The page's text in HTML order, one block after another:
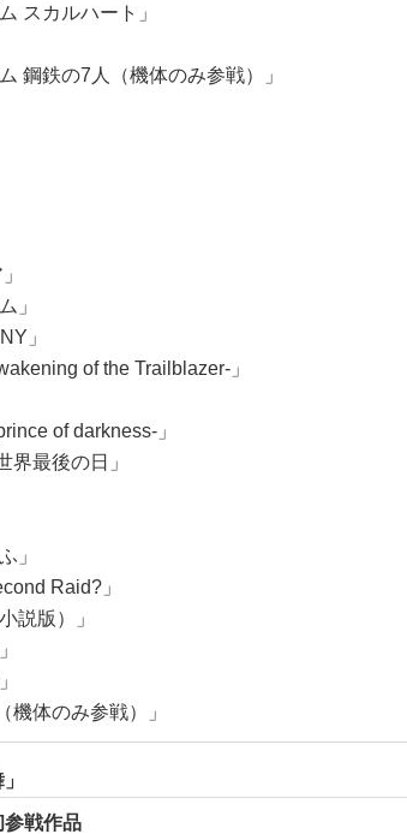
スカルハート」
鋼鉄の7人（機体のみ参戦）」
」
」
of the Trailblazer-」
of darkness-」
界最後の日」
」
Raid?」
説版）」
機体のみ参戦）」
参戦作品